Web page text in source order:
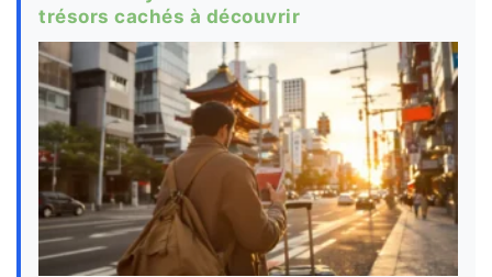
trésors cachés à découvrir